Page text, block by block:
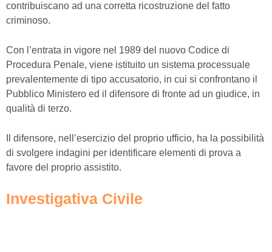
contribuiscano ad una corretta ricostruzione del fatto
criminoso.
Con l’entrata in vigore nel 1989 del nuovo Codice di
Procedura Penale, viene istituito un sistema processuale
prevalentemente di tipo accusatorio, in cui si confrontano il
Pubblico Ministero ed il difensore di fronte ad un giudice, in
qualità di terzo.
Il difensore, nell’esercizio del proprio ufficio, ha la possibilità
di svolgere indagini per identificare elementi di prova a
favore del proprio assistito.
Investigativa Civile